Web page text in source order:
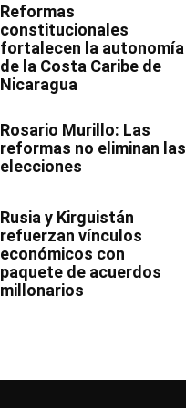
Reformas
constitucionales
fortalecen la autonomía
de la Costa Caribe de
Nicaragua
Rosario Murillo: Las
reformas no eliminan las
elecciones
Rusia y Kirguistán
refuerzan vínculos
económicos con
paquete de acuerdos
millonarios